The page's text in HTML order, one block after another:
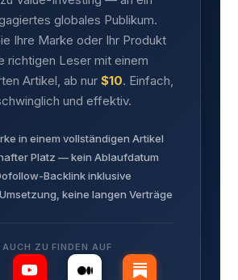
globales Publikum.
Ihre Marke oder Ihr Produkt
richtigen Leser mit einem
Artikel, ab nur $10. Einfach,
und effektiv.
in einem vollständigen Artikel
Platz — kein Ablaufdatum
Backlink inklusive
keine langen Verträge
AUCH ZU FINDEN AUF